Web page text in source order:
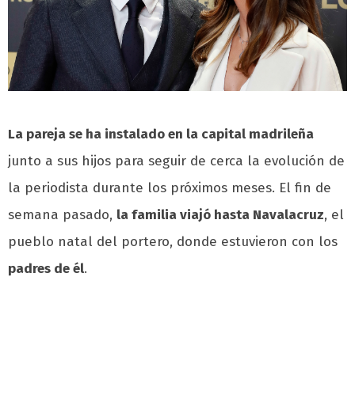
La pareja se ha instalado en la capital madrileña
junto a sus hijos para seguir de cerca la evolución de
la periodista durante los próximos meses. El fin de
semana pasado, la familia viajó hasta Navalacruz, el
pueblo natal del portero, donde estuvieron con los
padres de él.